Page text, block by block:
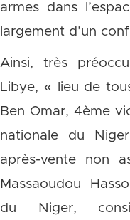
armes dans
largement d’un
Ainsi, très
Libye, « lieu de
Ben Omar, 4ème
nationale du
après-vente non
Massaoudou
du Niger,